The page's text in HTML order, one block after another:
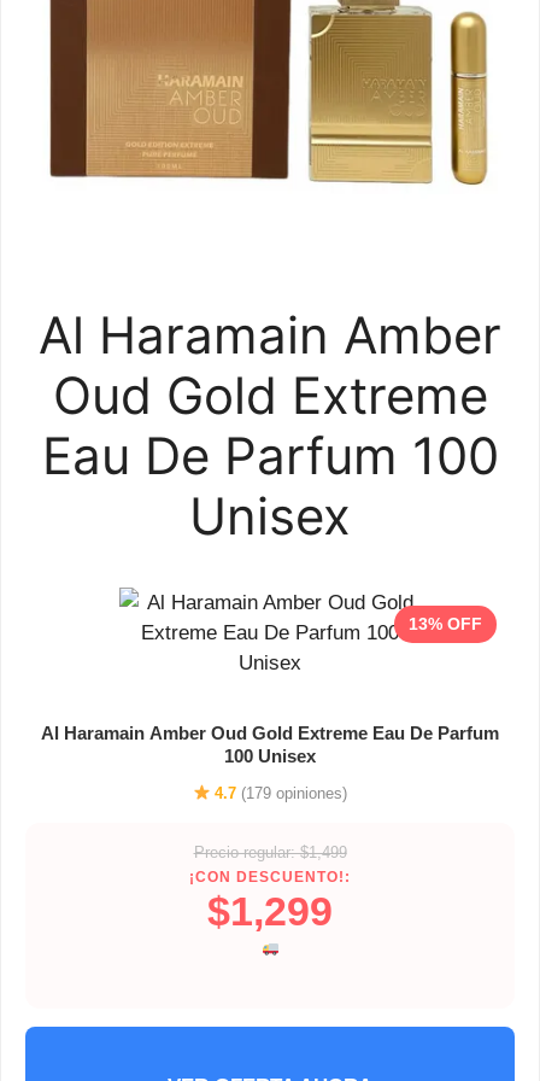
Al Haramain Amber
Oud Gold Extreme
Eau De Parfum 100
Unisex
13% OFF
Al Haramain Amber Oud Gold Extreme Eau De Parfum
100 Unisex
4.7 (179 opiniones)
Precio regular: $1,499
¡CON DESCUENTO!:
$1,299